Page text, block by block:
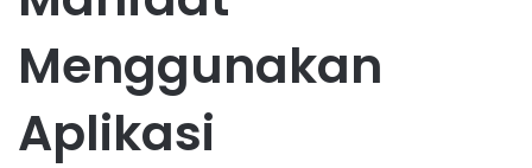
Menggunakan
Aplikasi